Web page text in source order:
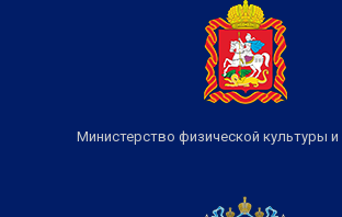
Министерство физической культуры